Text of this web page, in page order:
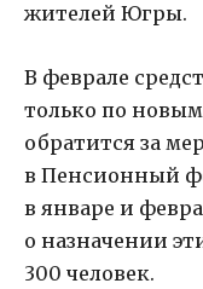
жителей Югры.
В феврале
только по
обратится за
в Пенсионный
в январе и
о назначении
300 человек.